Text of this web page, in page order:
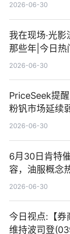
2026-06-30
我在现场·光影
那些年|今日热
2026-06-30
PriceSeek提
粉钒市场延续
2026-06-30
6月30日肯特
容，油服概念
2026-06-30
今日视点:【券
维持波司登